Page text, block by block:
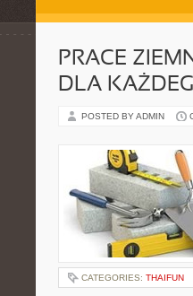
PRACE
DLA
POSTED BY ADMIN
CATEGORIES: THAIFUN